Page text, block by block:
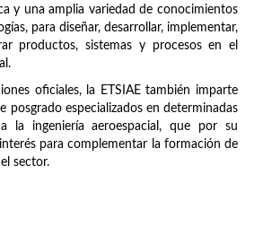
y una amplia variedad de conocimientos
para diseñar, desarrollar, implementar,
productos, sistemas y procesos en el
oficiales, la ETSIAE también imparte
posgrado especializados en determinadas
la ingeniería aeroespacial, que por su
para complementar la formación de
sector.